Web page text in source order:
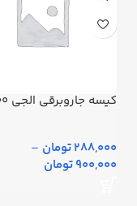
کیسه جاروبرقی الجی 7000
288,000 تومان
–
900,000 تومان